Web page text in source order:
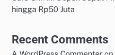
hingga Rp50 Juta
Recent Comments